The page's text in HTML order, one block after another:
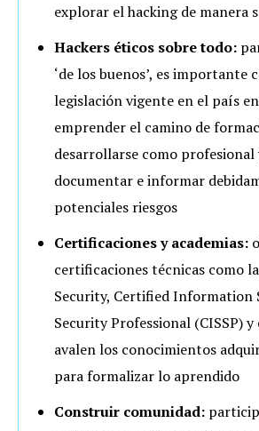
explorar el hacking de manera
Hackers éticos sobre todo:
‘de los buenos’, es importante
legislación vigente en el país
emprender el camino de
desarrollarse como
documentar e informar
potenciales riesgos
Certificaciones y academias:
certificaciones técnicas como
Security, Certified Information
Security Professional (CISSP)
avalen los conocimientos
para formalizar lo aprendido
Construir comunidad: